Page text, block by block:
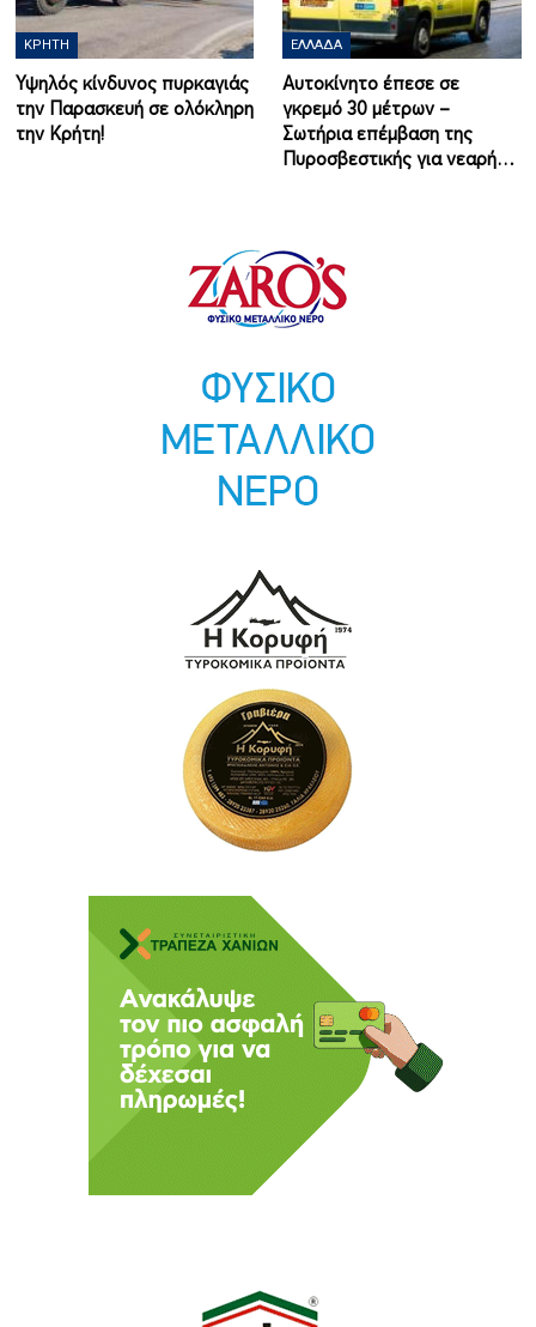
ΚΡΉΤΗ
Υψηλός κίνδυνος πυρκαγιάς
την Παρασκευή σε ολόκληρη
την Κρήτη!
ΕΛΛΆΔΑ
Αυτοκίνητο έπεσε σε
γκρεμό 30 μέτρων –
Σωτήρια επέμβαση της
Πυροσβεστικής για νεαρή…